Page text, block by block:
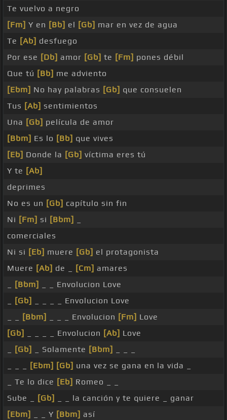
Te vuelvo a negro
[Fm] Y en [Bb] el [Gb] mar en vez de agua
Te [Ab] desfuego
Por ese [Db] amor [Gb] te [Fm] pones débil
Que tú [Bb] me adviento
[Ebm] No hay palabras [Gb] que consuelen
Tus [Ab] sentimientos
Una [Gb] película de amor
[Bbm] Es lo [Bb] que vives
[Eb] Donde la [Gb] víctima eres tú
Y te [Ab]
deprimes
No es un [Gb] capítulo sin fin
Ni [Fm] si [Bbm]
comerciales
Ni si [Eb] muere [Gb] el protagonista
Muere [Ab] de _ [Cm] amares
[Bbm]
_ _ Envolucion Love
[Gb]
_ _ _ _ Envolucion Love
[Bbm] _ _ _ Envolucion [Fm] Love
[Gb]
_ _ _ _ Envolucion [Ab] Love
[Gb] _ Solamente [Bbm]
[Ebm] [Gb] una vez se gana en la vida _
_ Te lo dice [Eb] Romeo _ _
Sube _
[Gb]
_ _ la canción y te quiere _ ganar
[Ebm]
_ _ Y [Bbm] así